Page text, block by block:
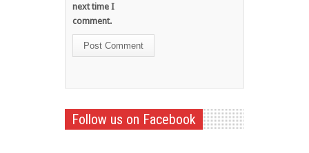
next time I
comment.
Follow us on Facebook